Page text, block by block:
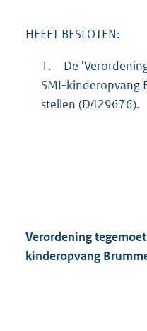
HEEFT BESLOTEN:
1.
De
SMI-kinderopvang
stellen (D429676).
Verordening
kinderopvang